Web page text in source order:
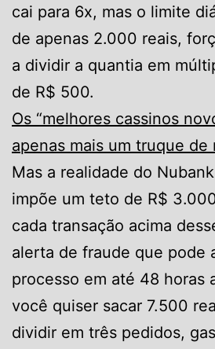
cai para 6x, mas o limite
de apenas 2.000 reais,
a dividir a quantia em
de R$ 500.
Os “melhores cassinos
apenas mais um truque de
Mas a realidade do
impõe um teto de R$
cada transação acima
alerta de fraude que pode
processo em até 48 horas
você quiser sacar 7.500
dividir em três pedidos,